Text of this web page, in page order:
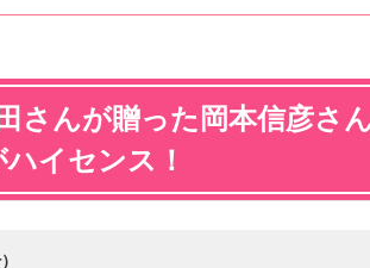
さんが贈った岡本信彦さ
イセンス！